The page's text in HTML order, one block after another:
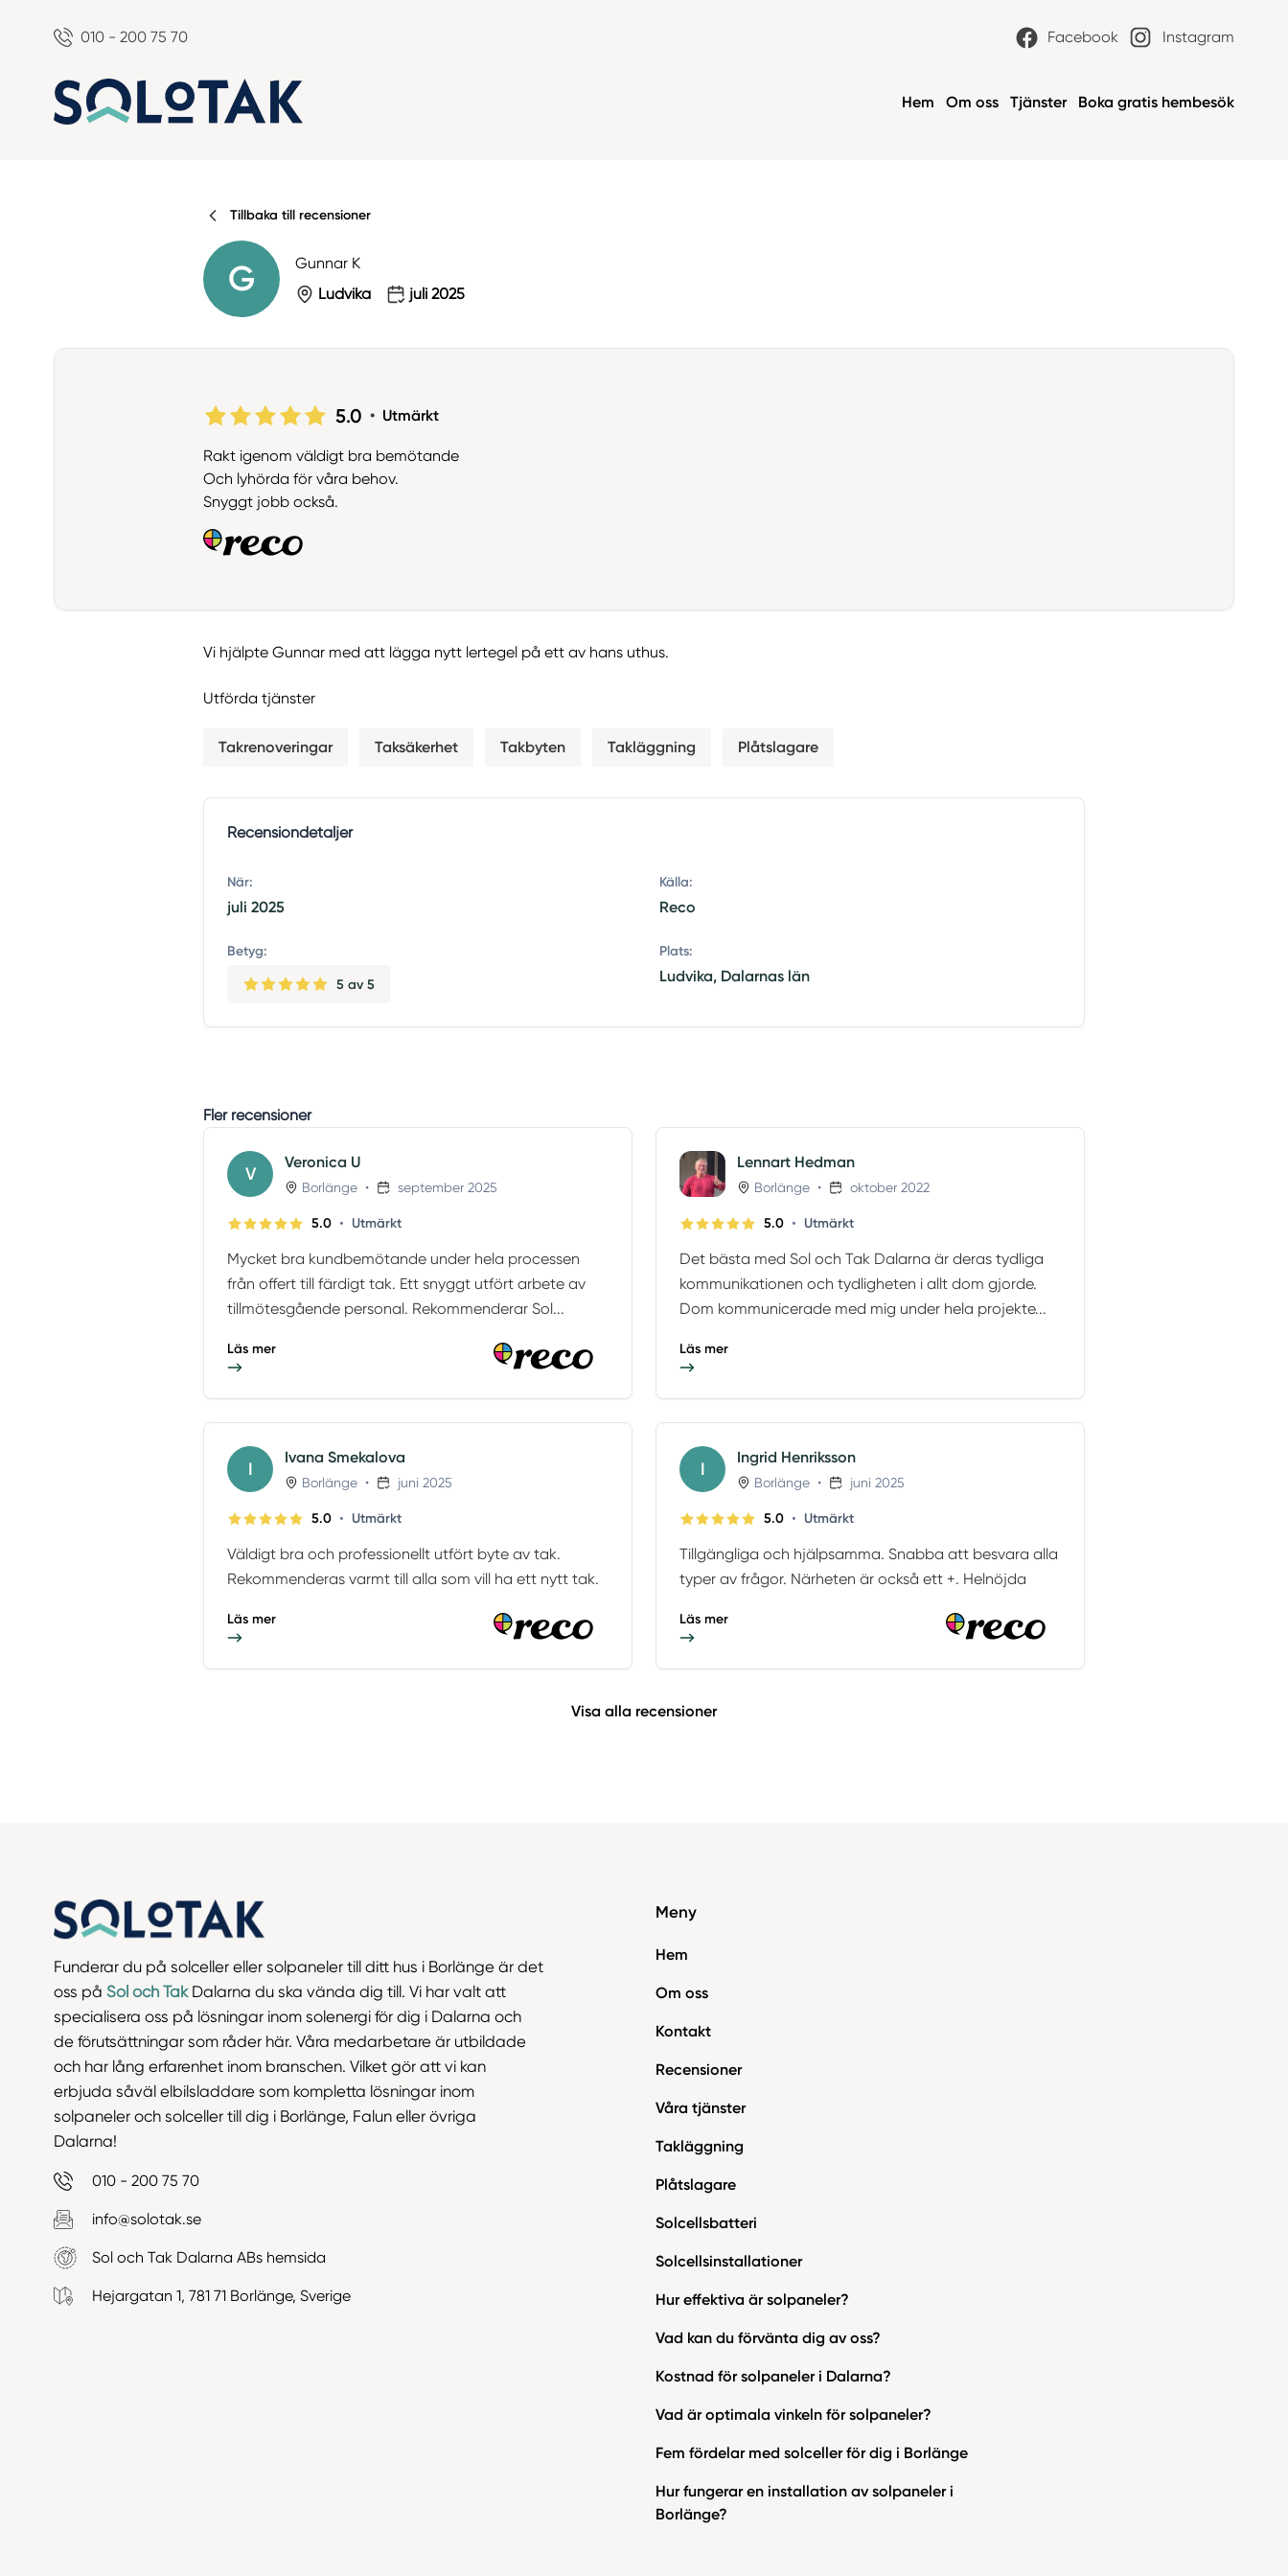
010 - 200 75 70 Facebook Instagram
Hem Om oss Tjänster Boka gratis hembesök
Tillbaka till recensioner
G
Gunnar K
Ludvika
juli 2025
5.0 • Utmärkt
Rakt igenom väldigt bra bemötande
Och lyhörda för våra behov.
Snyggt jobb också.
Vi hjälpte Gunnar med att lägga nytt lertegel på ett av hans uthus.
Utförda tjänster
Takrenoveringar Taksäkerhet Takbyten Takläggning Plåtslagare
Recensiondetaljer
När:
juli 2025
Källa:
Reco
Betyg:
5 av 5
Plats:
Ludvika, Dalarnas län
Fler recensioner
V
Veronica U
Borlänge • september 2025
5.0 • Utmärkt
Mycket bra kundbemötande under hela processen
från offert till färdigt tak. Ett snyggt utfört arbete av
tillmötesgående personal. Rekommenderar Sol...
Läs mer
Lennart Hedman
Borlänge • oktober 2022
5.0 • Utmärkt
Det bästa med Sol och Tak Dalarna är deras tydliga
kommunikationen och tydligheten i allt dom gjorde.
Dom kommunicerade med mig under hela projekte...
Läs mer
I
Ivana Smekalova
Borlänge • juni 2025
5.0 • Utmärkt
Väldigt bra och professionellt utfört byte av tak.
Rekommenderas varmt till alla som vill ha ett nytt tak.
Läs mer
I
Ingrid Henriksson
Borlänge • juni 2025
5.0 • Utmärkt
Tillgängliga och hjälpsamma. Snabba att besvara alla
typer av frågor. Närheten är också ett +. Helnöjda
Läs mer
Visa alla recensioner
Funderar du på solceller eller solpaneler till ditt hus i Borlänge är det
oss på Sol och TakDalarna du ska vända dig till. Vi har valt att
specialisera oss på lösningar inom solenergi för dig i Dalarna och
de förutsättningar som råder här. Våra medarbetare är utbildade
och har lång erfarenhet inom branschen. Vilket gör att vi kan
erbjuda såväl elbilsladdare som kompletta lösningar inom
solpaneler och solceller till dig i Borlänge, Falun eller övriga
Dalarna!
010 - 200 75 70
info@solotak.se
Sol och Tak Dalarna ABs hemsida
Hejargatan 1, 781 71 Borlänge, Sverige
Meny
Hem
Om oss
Kontakt
Recensioner
Våra tjänster
Takläggning
Plåtslagare
Solcellsbatteri
Solcellsinstallationer
Hur effektiva är solpaneler?
Vad kan du förvänta dig av oss?
Kostnad för solpaneler i Dalarna?
Vad är optimala vinkeln för solpaneler?
Fem fördelar med solceller för dig i Borlänge
Hur fungerar en installation av solpaneler i
Borlänge?